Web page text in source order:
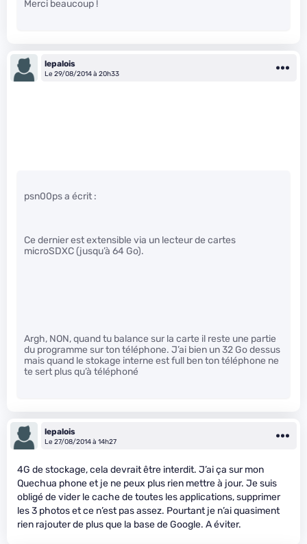
Merci beaucoup !
lepalois
Le 29/08/2014 à 20h33
psn00ps a écrit :
Ce dernier est extensible via un lecteur de cartes
microSDXC (jusqu’à 64 Go).
Argh, NON, quand tu balance sur la carte il reste une partie
du programme sur ton téléphone. J’ai bien un 32 Go dessus
mais quand le stokage interne est full ben ton téléphone ne
te sert plus qu’à téléphoné
lepalois
Le 27/08/2014 à 14h27
4G de stockage, cela devrait être interdit. J’ai ça sur mon
Quechua phone et je ne peux plus rien mettre à jour. Je suis
obligé de vider le cache de toutes les applications, supprimer
les 3 photos et ce n’est pas assez. Pourtant je n’ai quasiment
rien rajouter de plus que la base de Google. A éviter.